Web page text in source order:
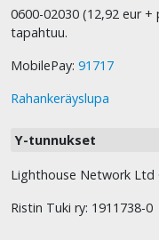
0600-02030 (12,92 eur
tapahtuu.
MobilePay: 91717
Rahankeräyslupa
Y-tunnukset
Lighthouse Network Ltd
Ristin Tuki ry: 1911738-0